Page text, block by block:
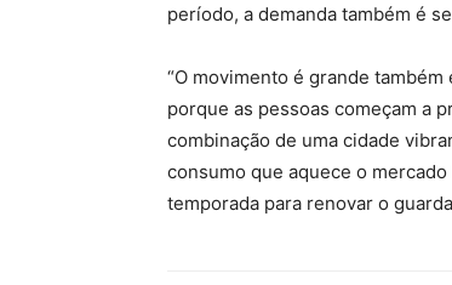
período, a demanda também é
“O movimento é grande
porque as pessoas começam a
combinação de uma cidade
consumo que aquece o
temporada para renovar o